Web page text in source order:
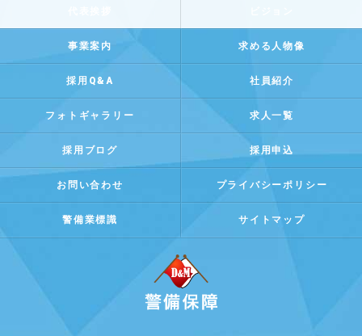
事業案内 求める人物像
採用Q&A 社員紹介
フォトギャラリー 求人一覧
採用ブログ 採用申込
お問い合わせ プライバシーポリシー
警備業標識 サイトマップ